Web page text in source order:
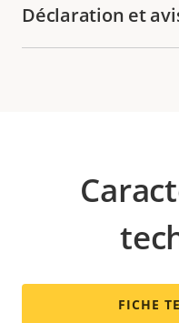
Déclaration et
FICHE